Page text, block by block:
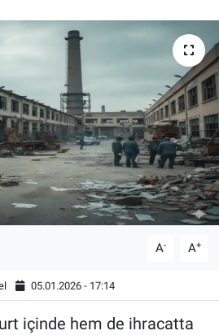
A- A+
05.01.2026 - 17:14
içinde hem de ihracatta